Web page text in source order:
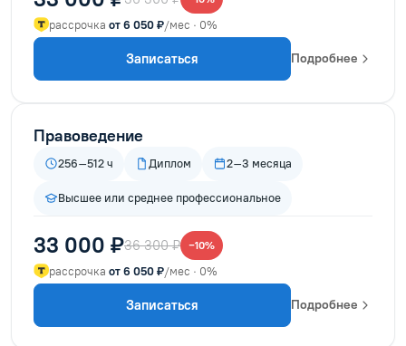
рассрочка от 6 050 ₽/мес · 0%
Записаться Подробнее
Правоведение
256–512 ч Диплом 2–3 месяца
Высшее или среднее профессиональное
33 000 ₽36 300 ₽ −10%
рассрочка от 6 050 ₽/мес · 0%
Записаться Подробнее